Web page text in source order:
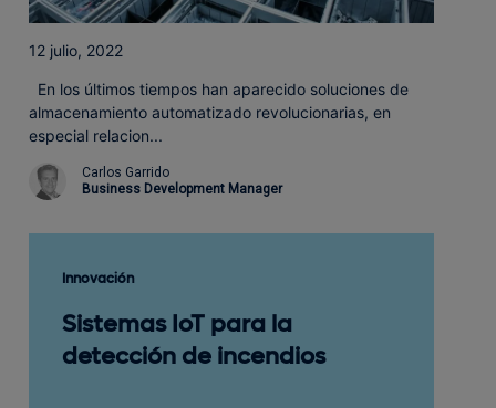
12 julio, 2022
En los últimos tiempos han aparecido soluciones de
almacenamiento automatizado revolucionarias, en
especial relacion...
Carlos Garrido
Business Development Manager
Innovación
Sistemas IoT para la
detección de incendios